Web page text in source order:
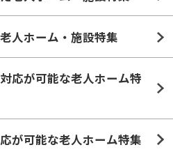
人ホーム・施設特集
応が可能な老人ホーム特
が可能な老人ホーム特集